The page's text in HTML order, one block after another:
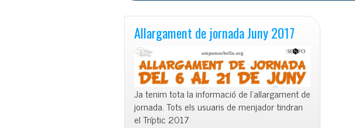
Allargament de jornada Juny 2017
Ja tenim tota la informació de l’allargament de
jornada. Tots els usuaris de menjador tindran
el Tríptic 2017